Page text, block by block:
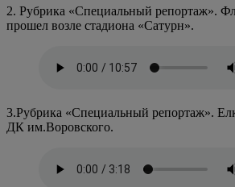
2. Рубрика «Специальный репортаж».
прошел возле стадиона «Сатурн».
3.Рубрика «Специальный репортаж».
ДК им.Воровского.